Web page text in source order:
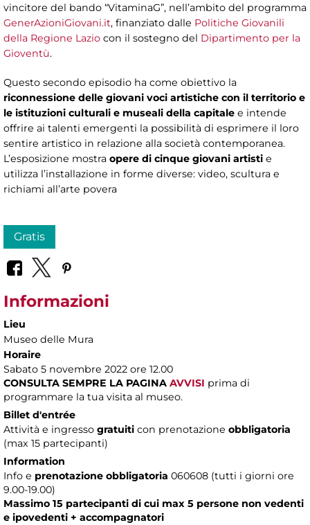
vincitore del bando “VitaminaG”, nell’ambito del programma
GenerAzioniGiovani.it, finanziato dalle Politiche Giovanili
della Regione Lazio con il sostegno del Dipartimento per la
Gioventù.
Questo secondo episodio ha come obiettivo la
riconnessione delle giovani voci artistiche con il territorio e
le istituzioni culturali e museali della capitale e intende
offrire ai talenti emergenti la possibilità di esprimere il loro
sentire artistico in relazione alla società contemporanea.
L’esposizione mostra opere di cinque giovani artisti e
utilizza l’installazione in forme diverse: video, scultura e
richiami all’arte povera
Gratis
Informazioni
Lieu
Museo delle Mura
Horaire
Sabato 5 novembre 2022 ore 12.00
CONSULTA SEMPRE LA PAGINA AVVISI prima di
programmare la tua visita al museo.
Billet d'entrée
Attività e ingresso gratuiti con prenotazione obbligatoria
(max 15 partecipanti)
Information
Info e prenotazione obbligatoria 060608 (tutti i giorni ore
9.00-19.00)
Massimo 15 partecipanti di cui max 5 persone non vedenti
e ipovedenti + accompagnatori